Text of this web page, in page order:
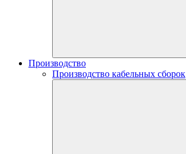
Производство
Производство кабельных сборок